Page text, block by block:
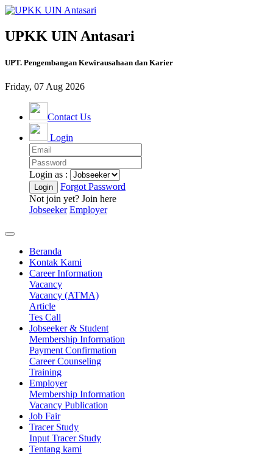
UPKK UIN Antasari
UPT. Pengembangan Kewirausahaan dan Karier
Friday, 07 Aug 2026
Contact Us
Login
Login as :
Forgot Password
Not join yet? Join here
Jobseeker Employer
Beranda
Kontak Kami
Career Information
Vacancy
Vacancy (ATMA)
Article
Tes Call
Jobseeker & Student
Membership Information
Payment Confirmation
Career Counseling
Training
Employer
Membership Information
Vacancy Publication
Job Fair
Tracer Study
Input Tracer Study
Tentang kami